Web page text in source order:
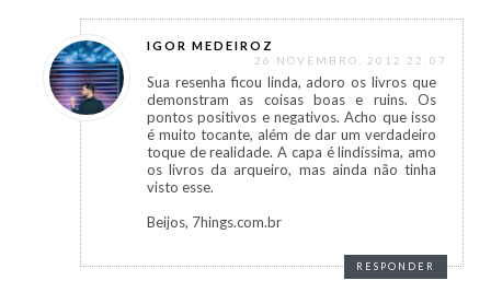
IGOR MEDEIROZ
26 NOVEMBRO, 2012 22:07
Sua resenha ficou linda, adoro os livros que
demonstram as coisas boas e ruins. Os
pontos positivos e negativos. Acho que isso
é muito tocante, além de dar um verdadeiro
toque de realidade. A capa é lindíssima, amo
os livros da arqueiro, mas ainda não tinha
visto esse.
Beijos, 7hings.com.br
RESPONDER